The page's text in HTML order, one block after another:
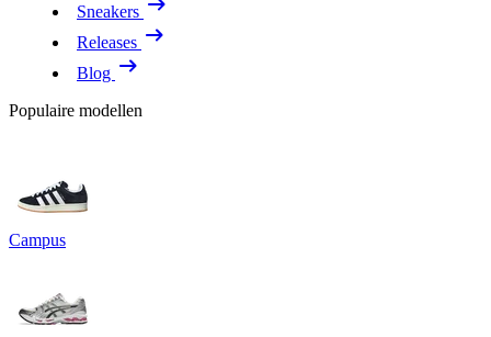
Sneakers
Releases
Blog
Populaire modellen
Campus